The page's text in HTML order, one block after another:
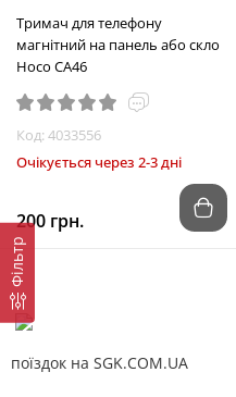
Фільтр
Тримач для телефону
магнітний на панель або скло
Hoco CA46
Код: 4033556
Очікується через 2-3 дні
200 грн.
поїздок на SGK.COM.UA